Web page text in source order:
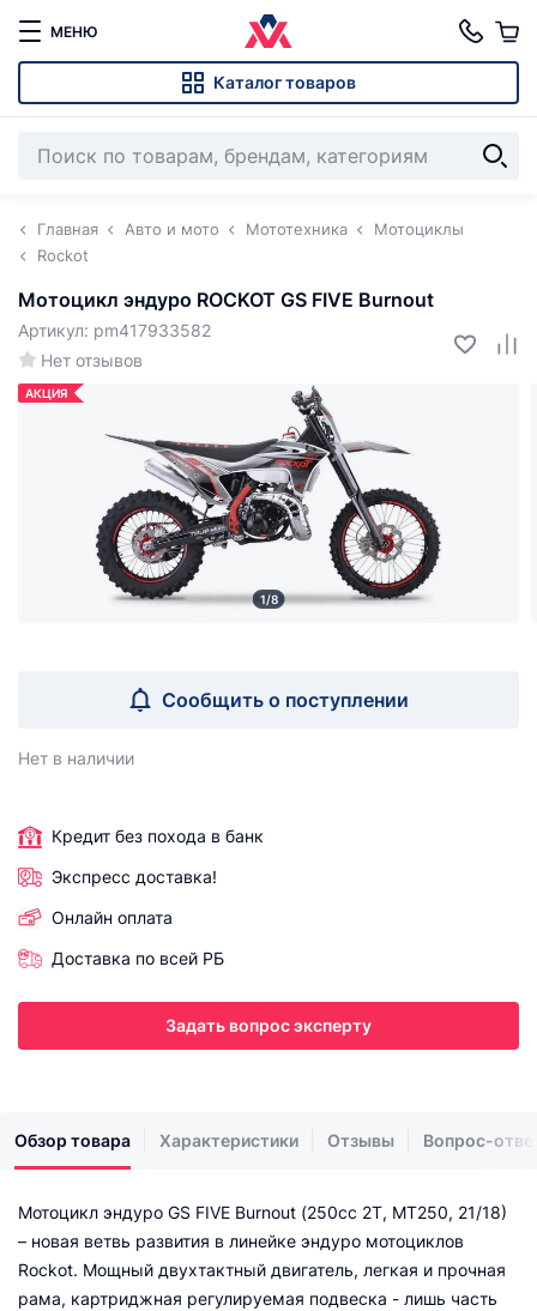
МЕНЮ
Каталог товаров
Главная Авто и мото Мототехника
Мотоциклы
Rockot
Мотоцикл эндуро ROCKOT GS FIVE Burnout
Нет отзывов
Артикул: pm417933582
АКЦИЯ
1/8
Сообщить о поступлении
Нет в наличии
Кредит без похода в банк
Экспресс доставка!
Онлайн оплата
Доставка по всей РБ
Задать вопрос эксперту
Обзор товара Характеристики Отзывы Вопрос-
Мотоцикл эндуро GS FIVE Burnout (250cc 2T, MT250, 21/18)
– новая ветвь развития в линейке эндуро мотоциклов
Rockot. Мощный двухтактный двигатель, легкая и прочная
рама, картриджная регулируемая подвеска - лишь часть